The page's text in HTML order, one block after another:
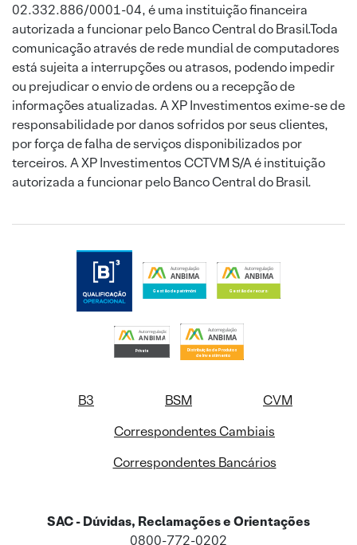
02.332.886/0001-04, é uma instituição financeira
autorizada a funcionar pelo Banco Central do Brasil.Toda
comunicação através de rede mundial de computadores
está sujeita a interrupções ou atrasos, podendo impedir
ou prejudicar o envio de ordens ou a recepção de
informações atualizadas. A XP Investimentos exime-se de
responsabilidade por danos sofridos por seus clientes,
por força de falha de serviços disponibilizados por
terceiros. A XP Investimentos CCTVM S/A é instituição
autorizada a funcionar pelo Banco Central do Brasil.
B3 BSM
CVM
Correspondentes Cambiais
Correspondentes Bancários
SAC - Dúvidas, Reclamações e Orientações
0800-772-0202